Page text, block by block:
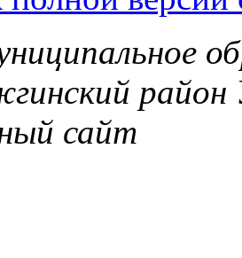
район
сайт